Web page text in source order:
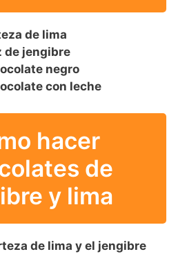
de lima
de jengibre
negro
con leche
hacer
de
y lima
de lima y el jengibre